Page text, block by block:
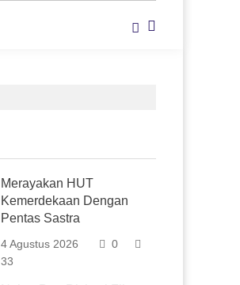
Merayakan HUT
Kemerdekaan Dengan
Pentas Sastra
4 Agustus 2026
0
33